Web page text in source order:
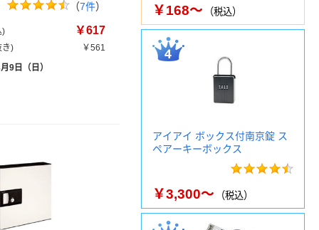
（7件）
) ￥617
き)
￥561
9日（日）
￥168～ （税込）
アイアイ ボックス付南京錠 ス
ペアーキーボックス
￥3,300～ （税込）